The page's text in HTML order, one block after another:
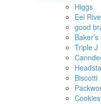
Higgs
Eel
good
Triple J
Biscotti
Cookies